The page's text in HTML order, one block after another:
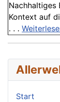
Nachhaltiges
Kontext auf
. . .
Start